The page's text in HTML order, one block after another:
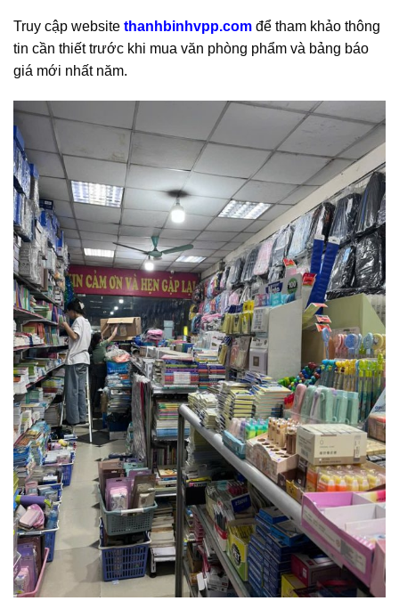
Truy cập website thanhbinhvpp.com để tham khảo thông
tin cần thiết trước khi mua văn phòng phẩm và bảng báo
giá mới nhất năm.